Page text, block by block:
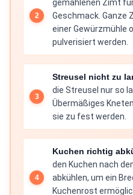
gemahlenen Zimt
Geschmack. Ganze
einer Gewürzmühle
pulverisiert werden.
Streusel nicht zu
die Streusel nur so
Übermäßiges
sie zu fest werden.
Kuchen richtig
den Kuchen nach
abkühlen, um ein
Kuchenrost